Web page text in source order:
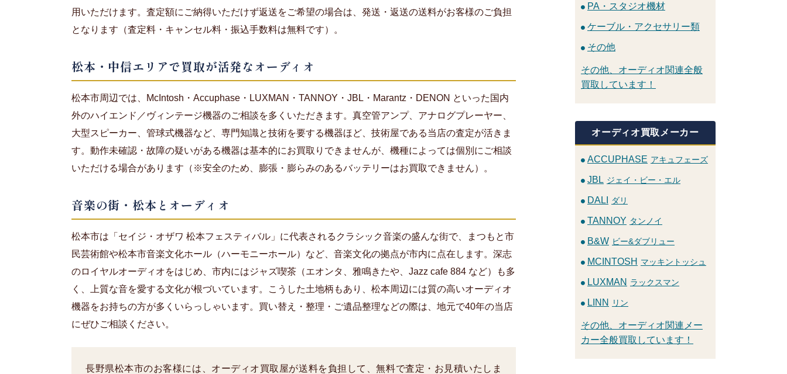
用いただけます。査定額にご納得いただけず返送をご希望の場合は、発送・返送の送料がお客様のご負担
となります（査定料・キャンセル料・振込手数料は無料です）。
松本・中信エリアで買取が活発なオーディオ
松本市周辺では、McIntosh・Accuphase・LUXMAN・TANNOY・JBL・Marantz・DENON といった国内
外のハイエンド／ヴィンテージ機器のご相談を多くいただきます。真空管アンプ、アナログプレーヤー、
大型スピーカー、管球式機器など、専門知識と技術を要する機器ほど、技術屋である当店の査定が活きま
す。動作未確認・故障の疑いがある機器は基本的にお買取りできませんが、機種によっては個別にご相談
いただける場合があります（※安全のため、膨張・膨らみのあるバッテリーはお買取できません）。
音楽の街・松本とオーディオ
松本市は「セイジ・オザワ 松本フェスティバル」に代表されるクラシック音楽の盛んな街で、まつもと市
民芸術館や松本市音楽文化ホール（ハーモニーホール）など、音楽文化の拠点が市内に点在します。深志
のロイヤルオーディオをはじめ、市内にはジャズ喫茶（エオンタ、雅鳴きたや、Jazz cafe 884 など）も多
く、上質な音を愛する文化が根づいています。こうした土地柄もあり、松本周辺には質の高いオーディオ
機器をお持ちの方が多くいらっしゃいます。買い替え・整理・ご遺品整理などの際は、地元で40年の当店
にぜひご相談ください。
長野県松本市のお客様には、オーディオ買取屋が送料を負担して、無料で査定・お見積いたしま
PA・スタジオ機材
ケーブル・アクセサリー類
その他
その他、オーディオ関連全般
買取しています！
オーディオ買取メーカー
ACCUPHASE アキュフェーズ
JBL ジェイ・ビー・エル
DALI ダリ
TANNOY タンノイ
B&W ビー&ダブリュー
MCINTOSH マッキントッシュ
LUXMAN ラックスマン
LINN リン
その他、オーディオ関連メー
カー全般買取しています！